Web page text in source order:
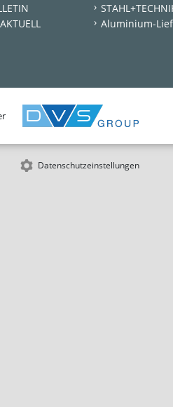
Aluminium-
Datenschutzeinstellungen